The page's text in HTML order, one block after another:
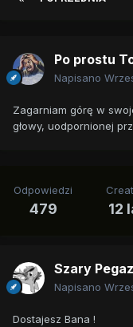
Po prostu
Napisano
Zagarniam górę w
głowy, uodpornionej
Odpowiedzi
479 12
Szary Pegaz
Napisano
Dostajesz Bana !